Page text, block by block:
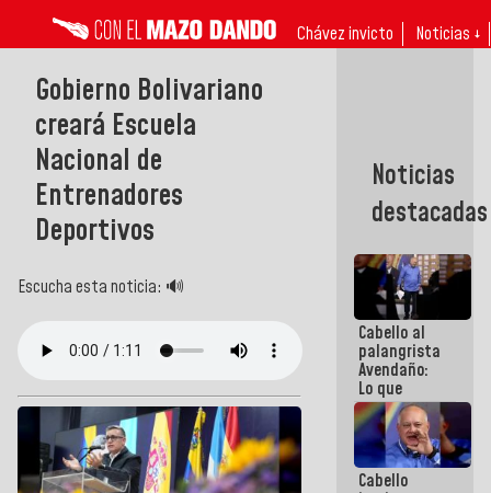
Chávez invicto Noticias ↓
Gobierno Bolivariano
creará Escuela
Nacional de
Entrenadores
Deportivos
Escucha esta noticia: 🔊
Noticias
destacadas
Cabello al
palangrista
Avendaño:
Lo que
vayas a
escribir
hazlo hoy
por que no
sabemos si
Cabello